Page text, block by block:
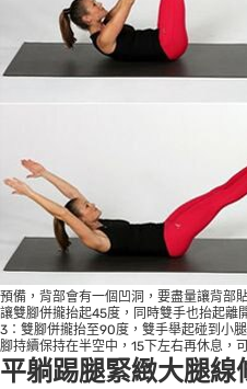
預備，背部會有一個凹洞，要盡量讓背部
讓雙腳併攏抬起45度，同時雙手也抬起離
3：雙腳併攏抬至90度，雙手舉起碰到小
腳持續保持在半空中，15下左右再休息，
平躺踢腿緊緻大腿線